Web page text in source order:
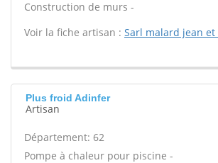
Construction de murs -
Voir la fiche artisan : Sarl malard jean et
Plus froid Adinfer
Artisan
Département: 62
Pompe à chaleur pour piscine -